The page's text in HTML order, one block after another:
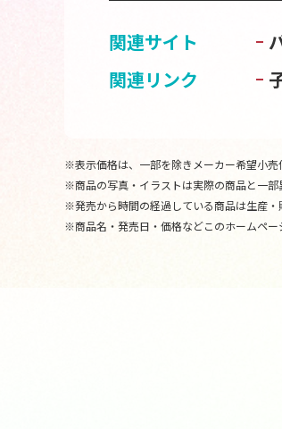
関連サイト
関連リンク
※表示価格は、一部を除きメーカー希望小売
※商品の写真・イラストは実際の商品と一部
※発売から時間の経過している商品は生産・
※商品名・発売日・価格などこのホームペー